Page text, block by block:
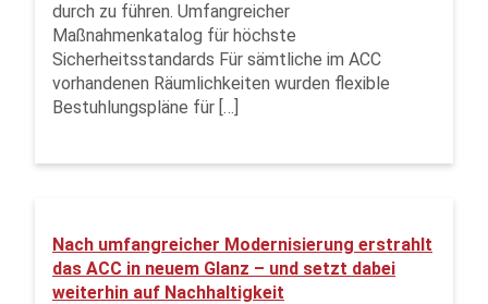
durch zu führen. Umfangreicher
Maßnahmenkatalog für höchste
Sicherheitsstandards Für sämtliche im ACC
vorhandenen Räumlichkeiten wurden flexible
Bestuhlungspläne für […]
Nach umfangreicher Modernisierung erstrahlt
das ACC in neuem Glanz – und setzt dabei
weiterhin auf Nachhaltigkeit